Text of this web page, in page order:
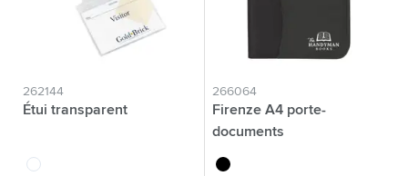
262144
Étui transparent
translucide
266064
Firenze A4 porte-
documents
noir